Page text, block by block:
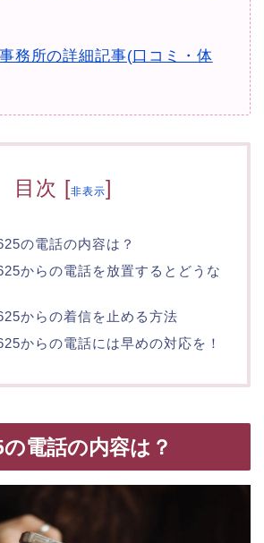
務所の詳細記事(口コミ・体
目次 [非表示]
の電話の内容は？
からの電話を放置するとどうな
からの着信を止める方法
からの電話には早めの対応を！
電話の内容は？